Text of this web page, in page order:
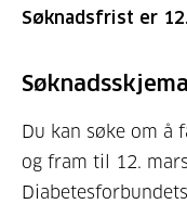
Søknadsfrist er
Du kan søke om å
og fram til 12.